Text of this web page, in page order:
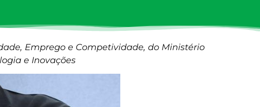
Emprego e Competividade, do Ministério
e Inovações